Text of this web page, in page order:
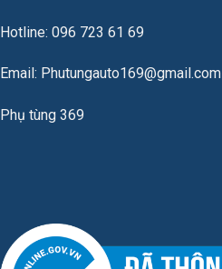
Hotline: 096 723 61 69
Email: Phutungauto169@gmail.com
Phụ tùng 369